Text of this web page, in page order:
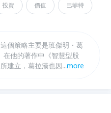
投資 價值 巴菲特
個策略主要是班傑明・葛
他的著作中《智慧型股
建立，葛拉漢也因此被稱
方式，找尋好公司來投資
...more